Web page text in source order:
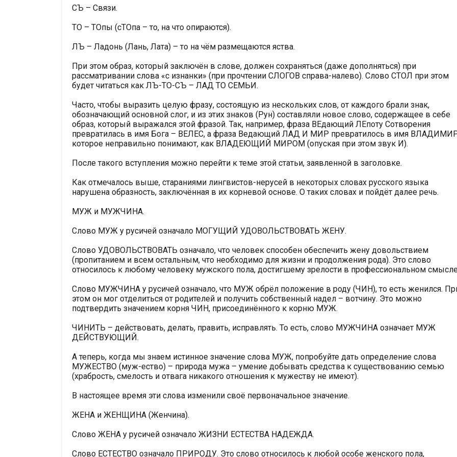
СЪ – Связи.
ТО – ТОпы (сТОпа – то, на что опираются).
ЛЪ – Ладонь (Лань, Лата) – то на чём размещаются яства.
При этом образ, который заключён в слове, должен сохраняться (даже дополняться) при
рассматривании слова «с изнанки» (при прочтении СЛОГОВ справа-налево). Слово СТОЛ при этом
будет читаться как ЛЪ-ТО-СЪ – ЛАД ТО СЕМЬИ.
Часто, чтобы выразить целую фразу, состоящую из нескольких слов, от каждого брали знак,
обозначающий основной слог, и из этих знаков (Рун) составляли новое слово, содержащее в себе
образ, который выражался этой фразой. Так, например, фраза ВЕдающий ЛЕпоту Сотворения
превратилась в имя Бога – ВЕЛЕС, а фраза Ведающий ЛАД И МИР превратилось в имя
которое неправильно понимают, как ВЛАДЕЮЩИЙ МИРОМ (опуская при этом звук И).
После такого вступления можно перейти к теме этой статьи, заявленной в заголовке.
Как отмечалось выше, стараниями лингвистов-нерусей в некоторых словах русского языка
нарушена образность, заключённая в их корневой основе. О таких словах и пойдёт далее речь.
МУЖ и МУЖЧИНА.
Слово МУЖ у русичей означало МОГУЩИЙ УДОВОЛЬСТВОВАТЬ ЖЕНУ.
Слово УДОВОЛЬСТВОВАТЬ означало, что человек способен обеспечить жену довольствием
(пропитанием и всем остальным, что необходимо для жизни и продолжения рода). Это слово
относилось к любому человеку мужского пола, достигшему зрелости в профессиональном
Слово МУЖЧИНА у русичей означало, что МУЖ обрёл положение в роду (ЧИН), то есть женился.
этом он мог отделиться от родителей и получить собственный надел – вотчину. Это можно
подтвердить значением корня ЧИН, присоединённого к корню МУЖ.
ЧИНИТЬ – действовать, делать, править, исправлять. То есть, слово МУЖЧИНА означает МУЖ
ДЕЙСТВУЮЩИЙ.
А теперь, когда мы знаем истинное значение слова МУЖ, попробуйте дать определение слова
МУЖЕСТВО (муж-ество) – природа мужа – умение добывать средства к существованию семью
(храбрость, смелость и отвага никакого отношения к мужеству не имеют).
В настоящее время эти слова изменили своё первоначальное значение.
ЖЕНА и ЖЕНЩИНА (Женчина).
Слово ЖЕНА у русичей означало ЖИЗНИ ЕСТЕСТВА НАДЕЖДА.
Слово ЕСТЕСТВО означало ПРИРОДУ. Это слово относилось к любой особе женского пола,